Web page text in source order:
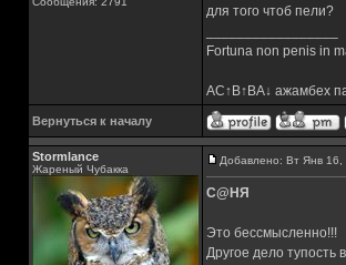
для того чтоб пели?
Fortuna non penis in
AC↑B↑BA↓ ажамбех
Вернуться к началу
Stormlance
Жареный Чубакка
Добавлено: Вт Янв 16,
С@НЯ
Это бессмысленно!!!
Другое дело тупость